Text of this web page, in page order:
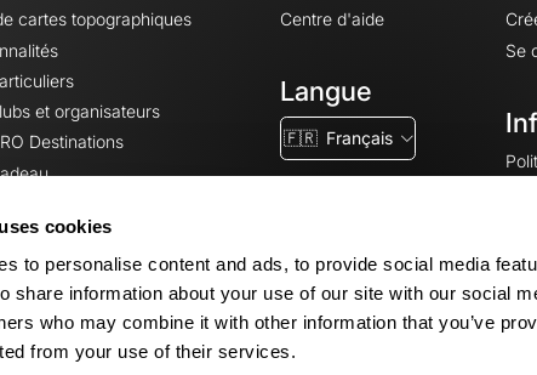
cookies
to personalise content and ads, to provide social media
share information about your use of our site with our social
who may combine it with other information that you’ve
from your use of their services.
cartes topographiques
et organisateurs
Destinations
Centre d'aide
Langue
🇫🇷 Français
Se